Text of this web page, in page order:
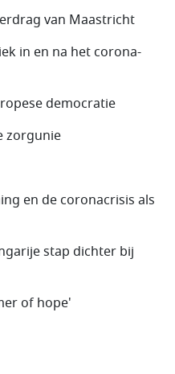
van Maastricht
in en na het corona-
democratie
zorgunie
en de coronacrisis als
stap dichter bij
of hope'